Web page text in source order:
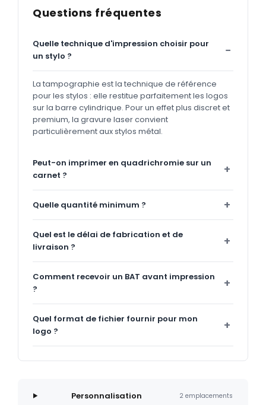
Questions fréquentes
Quelle technique d'impression choisir pour
un stylo ?
La tampographie est la technique de référence
pour les stylos : elle restitue parfaitement les logos
sur la barre cylindrique. Pour un effet plus discret et
premium, la gravure laser convient
particulièrement aux stylos métal.
Peut-on imprimer en quadrichromie sur un
carnet ?
Quelle quantité minimum ?
Quel est le délai de fabrication et de
livraison ?
Comment recevoir un BAT avant impression
?
Quel format de fichier fournir pour mon
logo ?
Personnalisation 2 emplacements